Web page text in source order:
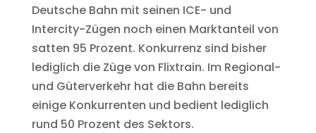
Deutsche Bahn mit seinen ICE- und
Intercity-Zügen noch einen Marktanteil von
satten 95 Prozent. Konkurrenz sind bisher
lediglich die Züge von Flixtrain. Im Regional-
und Güterverkehr hat die Bahn bereits
einige Konkurrenten und bedient lediglich
rund 50 Prozent des Sektors.